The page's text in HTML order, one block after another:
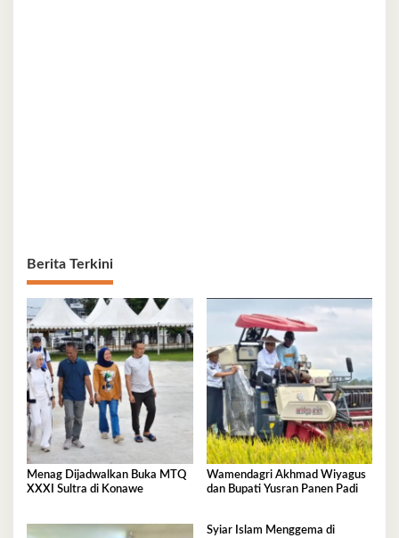
Berita Terkini
Menag Dijadwalkan Buka MTQ
XXXI Sultra di Konawe
Wamendagri Akhmad Wiyagus
dan Bupati Yusran Panen Padi
Syiar Islam Menggema di